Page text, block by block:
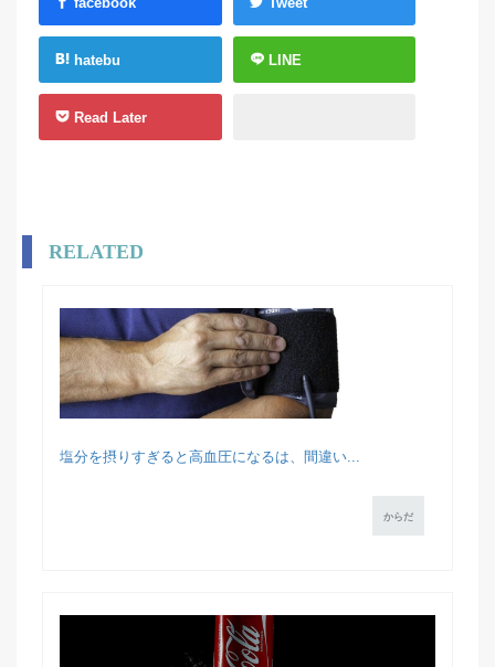
hatebu LINE
Read Later
RELATED
塩分を摂りすぎると高血圧になるは、間違い...
からだ